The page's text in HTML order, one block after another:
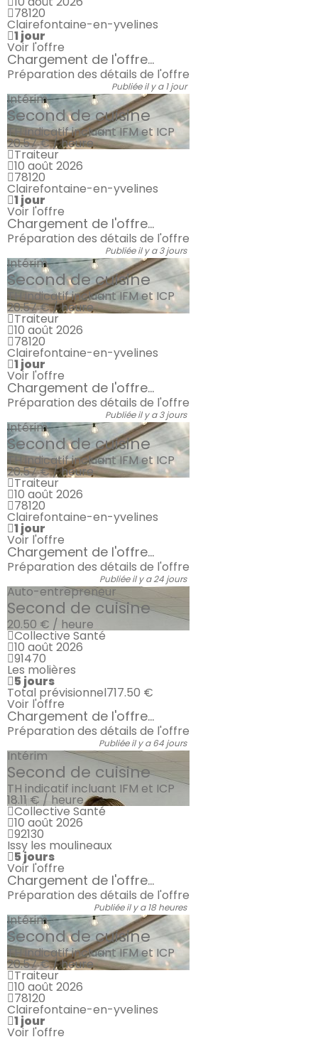
78120
Clairefontaine-en-yvelines
1 jour
Voir l'offre
Chargement de l'offre...
Préparation des détails de l'offre
Publiée il y a 1 jour
Intérim
Second de cuisine
TH indicatif incluant IFM et ICP
20.57 € / heure
Traiteur
10 août 2026
78120
Clairefontaine-en-yvelines
1 jour
Voir l'offre
Chargement de l'offre...
Préparation des détails de l'offre
Publiée il y a 3 jours
Intérim
Second de cuisine
TH indicatif incluant IFM et ICP
20.57 € / heure
Traiteur
10 août 2026
78120
Clairefontaine-en-yvelines
1 jour
Voir l'offre
Chargement de l'offre...
Préparation des détails de l'offre
Publiée il y a 3 jours
Intérim
Second de cuisine
TH indicatif incluant IFM et ICP
20.57 € / heure
Traiteur
10 août 2026
78120
Clairefontaine-en-yvelines
1 jour
Voir l'offre
Chargement de l'offre...
Préparation des détails de l'offre
Publiée il y a 24 jours
Auto-entrepreneur
Second de cuisine
20.50 € / heure
Collective Santé
10 août 2026
91470
Les molières
5 jours
Total prévisionnel717.50 €
Voir l'offre
Chargement de l'offre...
Préparation des détails de l'offre
Publiée il y a 64 jours
Intérim
Second de cuisine
TH indicatif incluant IFM et ICP
18.11 € / heure
Collective Santé
10 août 2026
92130
Issy les moulineaux
5 jours
Voir l'offre
Chargement de l'offre...
Préparation des détails de l'offre
Publiée il y a 18 heures
Intérim
Second de cuisine
TH indicatif incluant IFM et ICP
20.57 € / heure
Traiteur
10 août 2026
78120
Clairefontaine-en-yvelines
1 jour
Voir l'offre